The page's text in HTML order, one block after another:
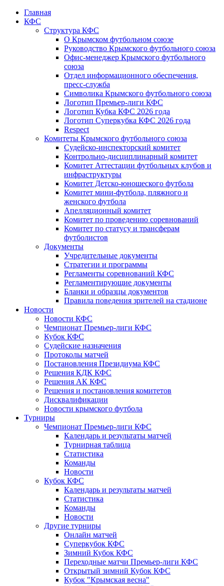
Главная
КФС
Структура КФС
О Крымском футбольном союзе
Руководство Крымского футбольного союза
Офис-менеджер Крымского футбольного
союза
Отдел информационного обеспечения,
пресс-служба
Символика Крымского футбольного союза
Логотип Премьер-лиги КФС
Логотип Кубка КФС 2026 года
Логотип Суперкубка КФС 2026 года
Respect
Комитеты Крымского футбольного союза
Судейско-инспекторский комитет
Контрольно-дисциплинарный комитет
Комитет Аттестации футбольных клубов и
инфраструктуры
Комитет Детско-юношеского футбола
Комитет мини-футбола, пляжного и
женского футбола
Апелляционный комитет
Комитет по проведению соревнований
Комитет по статусу и трансферам
футболистов
Документы
Учредительные документы
Стратегии и программы
Регламенты соревнований КФС
Регламентирующие документы
Бланки и образцы документов
Правила поведения зрителей на стадионе
Новости
Новости КФС
Чемпионат Премьер-лиги КФС
Кубок КФС
Судейские назначения
Протоколы матчей
Постановления Президиума КФС
Решения КДК КФС
Решения АК КФС
Решения и постановления комитетов
Дисквалификации
Новости крымского футбола
Турниры
Чемпионат Премьер-лиги КФС
Календарь и результаты матчей
Турнирная таблица
Статистика
Команды
Новости
Кубок КФС
Календарь и результаты матчей
Статистика
Команды
Новости
Другие турниры
Онлайн матчей
Суперкубок КФС
Зимний Кубок КФС
Переходные матчи Премьер-лиги КФС
Открытый зимний Кубок КФС
Кубок "Крымская весна"